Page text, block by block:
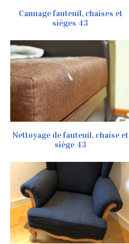
Cannage fauteuil, chaises et
sièges 43
Nettoyage de fauteuil, chaise et
siège 43